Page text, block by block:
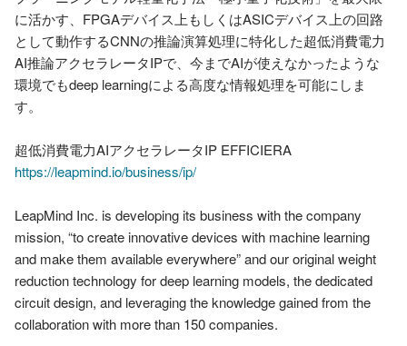
に活かす、FPGAデバイス上もしくはASICデバイス上の回路
として動作するCNNの推論演算処理に特化した超低消費電力
AI推論アクセラレータIPで、今までAIが使えなかったような
環境でもdeep learningによる高度な情報処理を可能にしま
す。
https://leapmind.io/business/ip/
LeapMind Inc. is developing its business with the company
mission, “to create innovative devices with machine learning
and make them available everywhere” and our original weight
reduction technology for deep learning models, the dedicated
circuit design, and leveraging the knowledge gained from the
collaboration with more than 150 companies.